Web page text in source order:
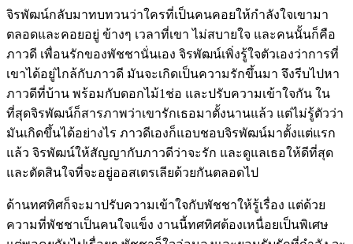
จิรพัฒน์กลับมาทบทวนว่าใครที่เป็นคนคอยให้กำลังใจเขามา
ตลอดและคอยอยู่ ข้างๆ เวลาที่เขา ไม่สบายใจ และคนนั้นก็คือ
ภาวดี เพื่อนรักของพัชชานั่นเอง จิรพัฒน์เพิ่งรู้ใจตัวเองว่าการที่
เขาได้อยู่ไกล้กับภาวดี มันจะเกิดเป็นความรักขึ้นมา จึงรีบไปหา
ภาวดีที่บ้าน พร้อมกับดอกไม้1ช่อ และปรับความเข้าใจกัน ใน
ที่สุดจิรพัฒน์ก็สารภาพว่าเขารักเธอมาตั้งนานแล้ว แต่ไม่รู้ตัวว่า
มันเกิดขึ้นได้อย่างไร ภาวดีเองก็แอบชอบจิรพัฒน์มาตั้งแต่แรก
แล้ว จิรพัฒน์ให้สัญญากับภาวดีว่าจะรัก และดูแลเธอให้ดีที่สุด
และตัดสินใจที่จะอยู่ออสเตรเลียด้วยกันตลอดไป
ด้านทศทิศก็จะมาปรับความเข้าใจกับพัชชาให้รู้เรื่อง แต่ด้วย
ความที่พัชชาเป็นคนใจแข็ง งานนี้ทศทิศต้องเหนื่อยเป็นพิเศษ